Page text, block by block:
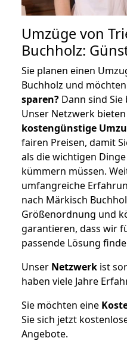
Umzüge von
Buchholz:
Sie planen einen
Buchholz und
sparen? Dann sind
Unser Netzwerk
kostengünstige
fairen Preisen, damit
als die wichtigen
kümmern müssen.
umfangreiche
nach Märkisch
Größenordnung und
garantieren, dass wir
passende Lösung
Unser Netzwerk ist
haben viele Jahre
Sie möchten eine
Sie sich jetzt
Angebote.